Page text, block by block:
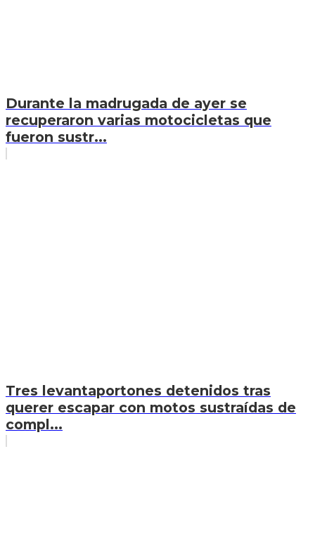
Durante la madrugada de ayer se
recuperaron varias motocicletas que
fueron sustr...
Tres levantaportones detenidos tras
querer escapar con motos sustraídas de
compl...